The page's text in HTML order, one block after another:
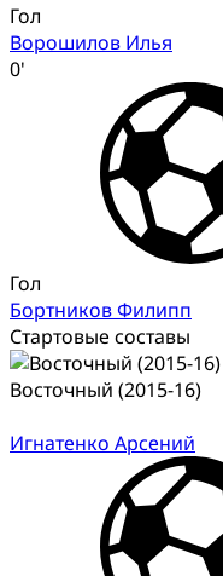
Гол
Ворошилов Илья
0'
Гол
Бортников Филипп
Стартовые составы
Восточный (2015-16)
Игнатенко Арсений